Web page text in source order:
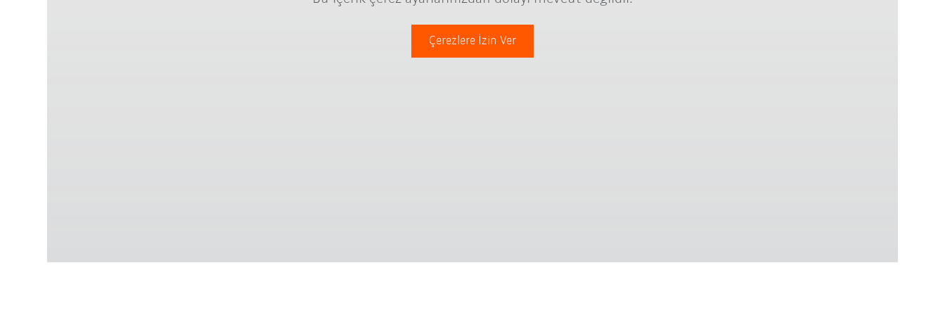
Çerezlere İzin Ver